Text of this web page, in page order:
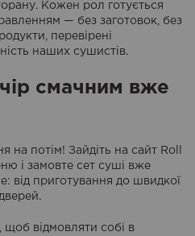
Кожен рол готується
— без заготовок, без
перевірені
наших сушистів.
смачним вже
на потім! Зайдіть на сайт Roll
і замовте сет суші вже
від приготування до швидкої
відмовляти собі в